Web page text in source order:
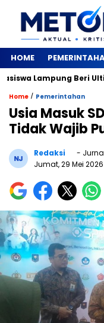
HOME
Lampung Beri
Home / Pemerintahan
Usia Masuk
Tidak Wajib
Redaksi
-
Jumat, 29 Mei 2026